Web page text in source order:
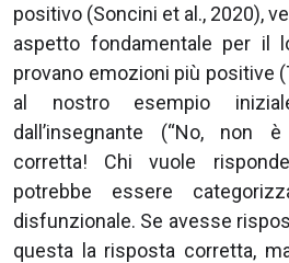
positivo (Soncini et al., 2020),
aspetto fondamentale per il
provano emozioni più positive
al nostro esempio
dall’insegnante (“No, non
corretta! Chi vuole
potrebbe essere
disfunzionale. Se avesse
questa la risposta corretta,